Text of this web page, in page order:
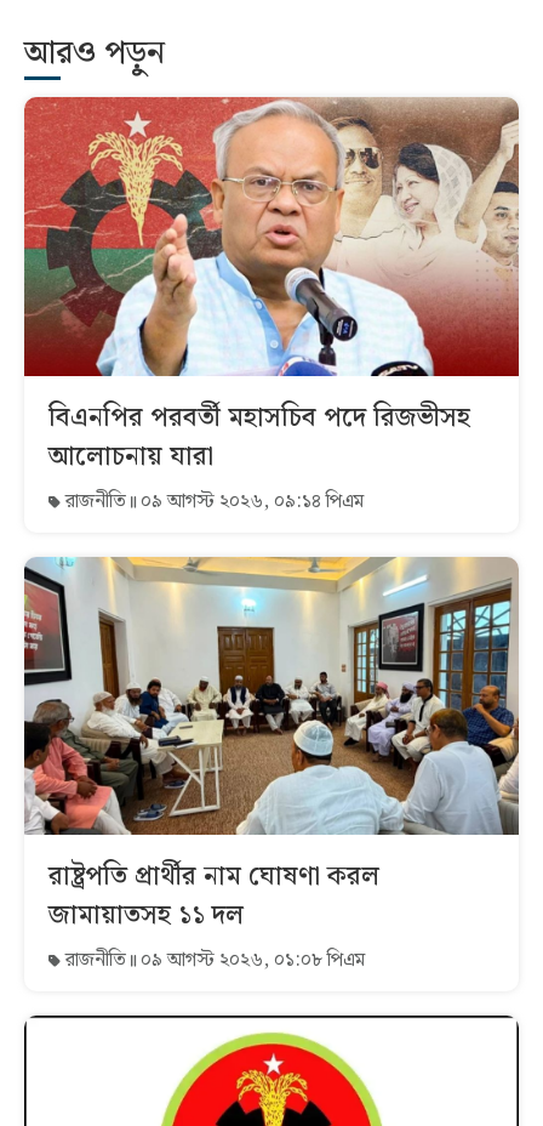
আরও পড়ুন
বিএনপির পরবর্তী মহাসচিব পদে রিজভীসহ
আলোচনায় যারা
রাজনীতি ০৯ আগস্ট ২০২৬, ০৯:১৪ পিএম
রাষ্ট্রপতি প্রার্থীর নাম ঘোষণা করল
জামায়াতসহ ১১ দল
রাজনীতি ০৯ আগস্ট ২০২৬, ০১:০৮ পিএম